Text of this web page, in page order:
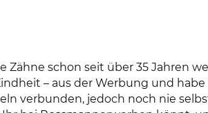
Zähne schon seit über 35 Jahren
– aus der Werbung und habe
verbunden, jedoch noch nie